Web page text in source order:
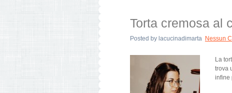
Torta cremosa al
Posted by lacucinadimarta Nessun
La
trova
infine